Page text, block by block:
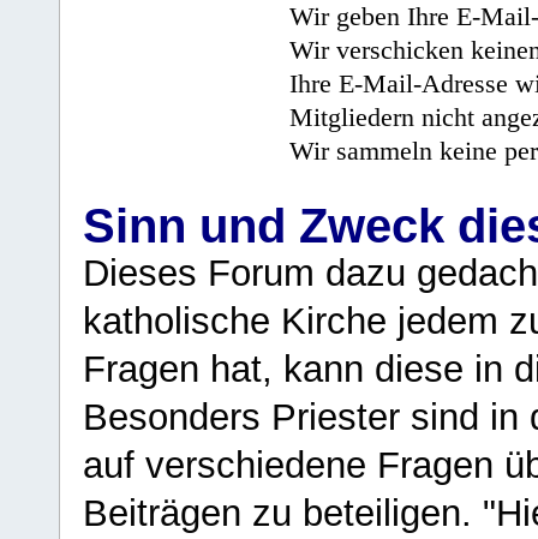
Wir geben Ihre E-
Wir verschicken
Ihre E-Mail-Adresse
Mitgliedern nicht
Wir sammeln keine
Sinn und Zweck
Dieses Forum dazu
katholische Kirche jedem
Fragen hat, kann diese in
Besonders Priester sind in
auf verschiedene Fragen
Beiträgen zu beteiligen.